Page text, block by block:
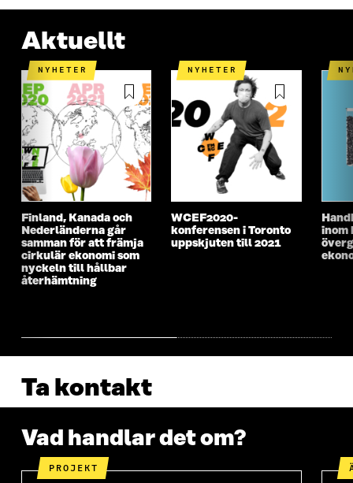
Aktuellt
NYHETER
Finland, Kanada och
Nederländerna går
samman för att främja
cirkulär ekonomi som
nyckeln till hållbar
återhämtning
NYHETER
WCEF2020-
konferensen i Toronto
uppskjuten till 2021
inom
Ta kontakt
Vad handlar det om?
PROJEKT